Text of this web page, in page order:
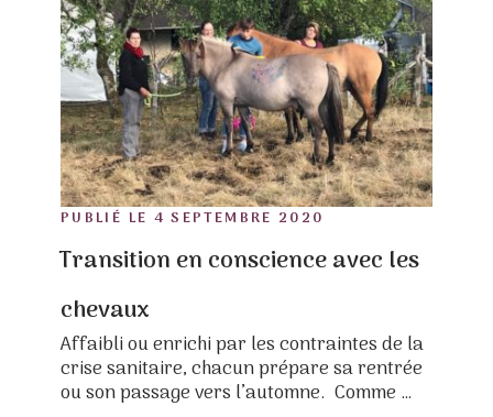
PUBLIÉ LE POSTED
4 SEPTEMBRE 2020
Transition en conscience avec les
chevaux
Affaibli ou enrichi par les contraintes de la
crise sanitaire, chacun prépare sa rentrée
ou son passage vers l’automne. Comme …